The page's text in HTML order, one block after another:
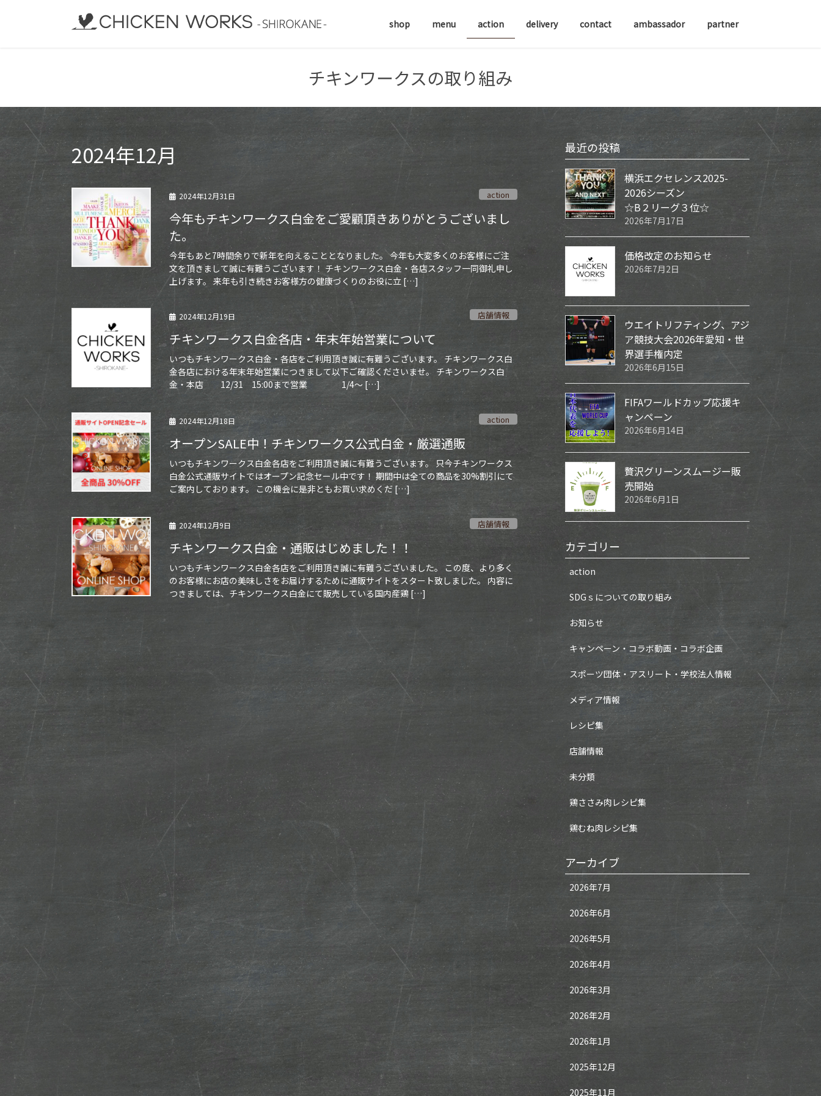
キ
プ
に
動
shop menu action delivery contact ambassador partner
チキンワークスの取り組み
2024年12月
2024年12月31日 action
今年もチキンワークス白金をご愛顧頂きありがとうございまし
た。
今年もあと7時間余りで新年を向えることとなりました。 今年も大変多くのお客様にご注
文を頂きまして誠に有難うございます！ チキンワークス白金・各店スタッフ一同御礼申し
上げます。 来年も引き続きお客様方の健康づくりのお役に立 […]
2024年12月19日 店舗情報
チキンワークス白金各店・年末年始営業について
いつもチキンワークス白金・各店をご利用頂き誠に有難うございます。 チキンワークス白
金各店における年末年始営業につきまして以下ご確認くださいませ。 チキンワークス白
金・本店 12/31 15:00まで営業 1/4～ […]
2024年12月18日 action
オープンSALE中！チキンワークス公式白金・厳選通販
いつもチキンワークス白金各店をご利用頂き誠に有難うございます。 只今チキンワークス
白金公式通販サイトではオープン記念セール中です！ 期間中は全ての商品を30%割引にて
ご案内しております。 この機会に是非ともお買い求めくだ […]
2024年12月9日 店舗情報
チキンワークス白金・通販はじめました！！
いつもチキンワークス白金各店をご利用頂き誠に有難うございました。 この度、より多く
のお客様にお店の美味しさをお届けするために通販サイトをスタート致しました。 内容に
つきましては、チキンワークス白金にて販売している国内産鶏 […]
最近の投稿
横浜エクセレンス2025-
2026シーズン
☆B２リーグ３位☆
2026年7月17日
価格改定のお知らせ
2026年7月2日
ウエイトリフティング、アジ
ア競技大会2026年愛知・世
界選手権内定
2026年6月15日
FIFAワールドカップ応援キ
ャンペーン
2026年6月14日
贅沢グリーンスムージー販
売開始
2026年6月1日
カテゴリー
action
SDGｓについての取り組み
お知らせ
キャンペーン・コラボ動画・コラボ企画
スポーツ団体・アスリート・学校法人情報
メディア情報
レシピ集
店舗情報
未分類
鶏ささみ肉レシピ集
鶏むね肉レシピ集
アーカイブ
2026年7月
2026年6月
2026年5月
2026年4月
2026年3月
2026年2月
2026年1月
2025年12月
2025年11月